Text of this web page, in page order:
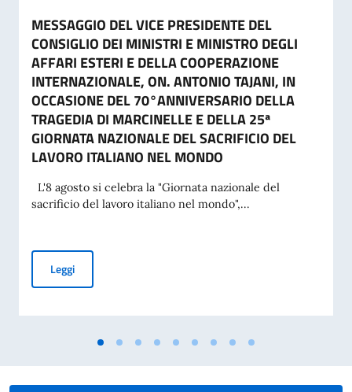
MESSAGGIO DEL VICE PRESIDENTE DEL
CONSIGLIO DEI MINISTRI E MINISTRO DEGLI
AFFARI ESTERI E DELLA COOPERAZIONE
INTERNAZIONALE, ON. ANTONIO TAJANI, IN
OCCASIONE DEL 70°ANNIVERSARIO DELLA
TRAGEDIA DI MARCINELLE E DELLA 25ª
GIORNATA NAZIONALE DEL SACRIFICIO DEL
LAVORO ITALIANO NEL MONDO
L'8 agosto si celebra la "Giornata nazionale del
sacrificio del lavoro italiano nel mondo",...
LeggiMESSAGGIO DEL VICE PRESIDENTE DEL CONSIGLIO DEI